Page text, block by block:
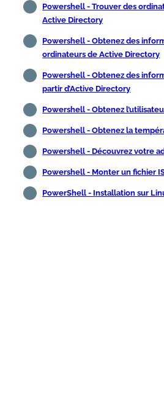
Powershell - Trouver des
Active Directory
Powershell - Obtenez des
ordinateurs de Active Directory
Powershell - Obtenez des
partir d’Active Directory
Powershell - Obtenez
Powershell - Obtenez la
Powershell - Découvrez votre
Powershell - Monter un fichier
PowerShell - Installation sur